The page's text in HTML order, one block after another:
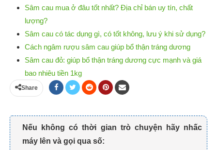
Sâm cau mua ở đâu tốt nhất? Địa chỉ bán uy tín, chất
lượng?
Sâm cau có tác dụng gì, có tốt không, lưu ý khi sử dụng?
Cách ngâm rượu sâm cau giúp bổ thận tráng dương
Sâm cau đỏ: giúp bổ thận tráng dương cực mạnh và giá
bao nhiêu tiền 1kg
Share
Nếu không có thời gian trò chuyện hãy nhấc
máy lên và gọi qua số: